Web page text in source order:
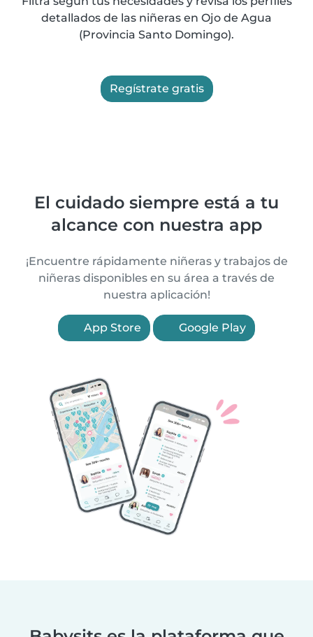
detallados de las niñeras en Ojo de Agua
(Provincia Santo Domingo).
Regístrate gratis
El cuidado siempre está a tu
alcance con nuestra app
¡Encuentre rápidamente niñeras y trabajos de
niñeras disponibles en su área a través de
nuestra aplicación!
App Store Google Play